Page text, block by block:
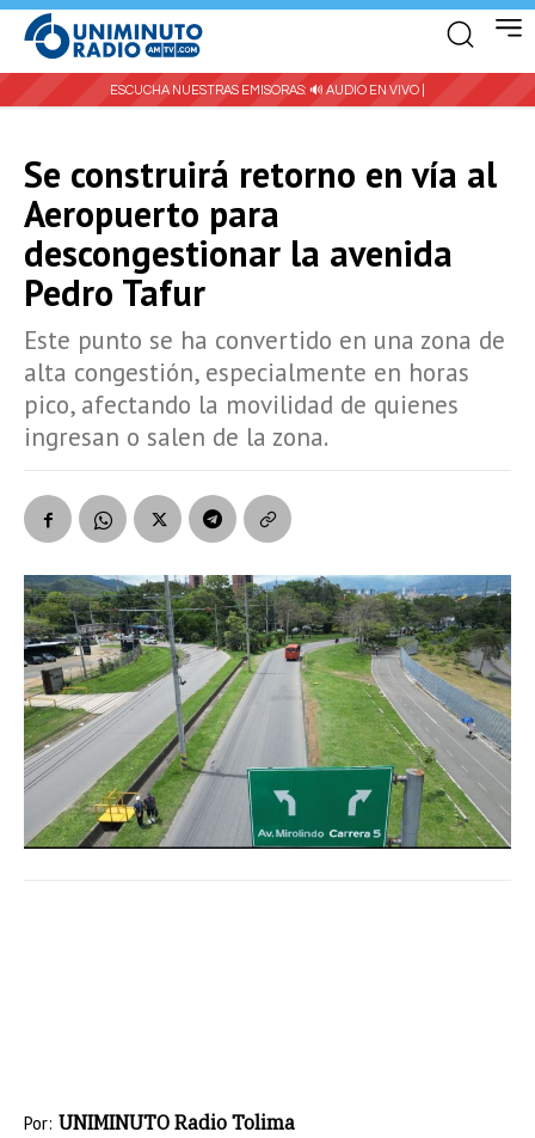
ESCUCHA NUESTRAS EMISORAS: 🔊 AUDIO EN VIVO |
Se construirá retorno en vía al
Aeropuerto para
descongestionar la avenida
Pedro Tafur
Este punto se ha convertido en una zona de
alta congestión, especialmente en horas
pico, afectando la movilidad de quienes
ingresan o salen de la zona.
Por: UNIMINUTO Radio Tolima